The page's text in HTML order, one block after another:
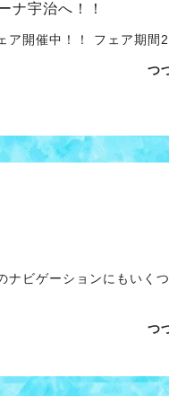
ナ宇治へ！！
開催中！！ フェア期間
つ
ビゲーションにもいく
つ